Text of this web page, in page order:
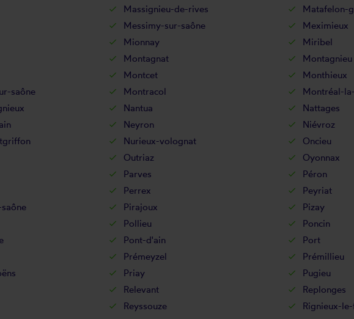
Massignieu-de-rives
Matafelon-
Messimy-sur-saône
Meximieux
Mionnay
Miribel
Montagnat
Montagnieu
Montcet
Monthieux
saône Montracol
Montréal-
Nantua
Nattages
Neyron
Niévroz
Nurieux-volognat
Oncieu
Outriaz
Oyonnax
Parves
Péron
Perrex
Peyriat
Pirajoux
Pizay
Pollieu
Poncin
Pont-d'ain
Port
Prémeyzel
Prémillieu
Priay
Pugieu
Relevant
Replonges
Reyssouze
Rignieux-